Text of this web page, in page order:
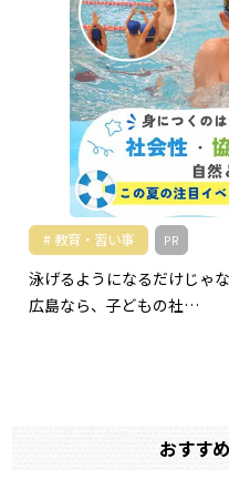
教育・習い事 PR
泳げるようになるだけじゃ
広島なら、子どもの社…
おすす